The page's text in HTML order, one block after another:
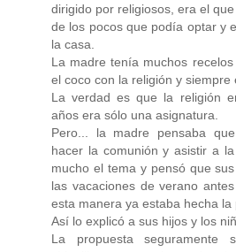
dirigido por religiosos, era el
de los pocos que podía optar y
la casa.
La madre tenía muchos
el coco con la religión y siempre
La verdad es que la religión
años era sólo una asignatura.
Pero... la madre pensaba
hacer la comunión y asistir a
mucho el tema y pensó que
las vacaciones de verano
esta manera ya estaba hecha la
Así lo explicó a sus hijos y los
La propuesta